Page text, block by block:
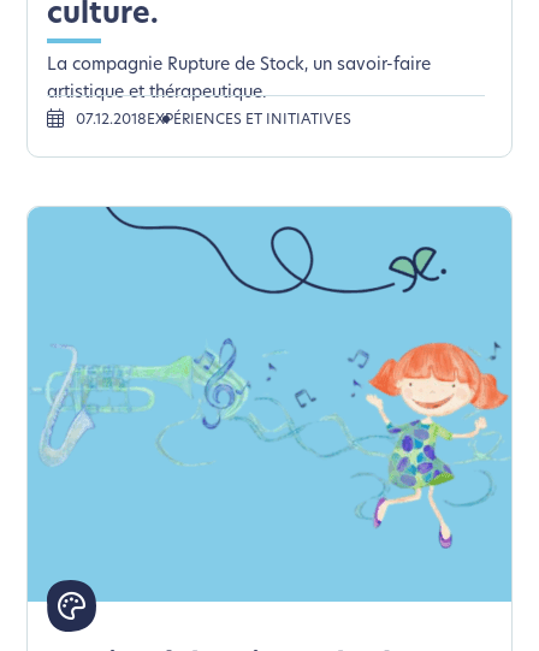
culture.
La compagnie Rupture de Stock, un savoir-faire
artistique et thérapeutique.
07.12.2018EXPÉRIENCES ET INITIATIVES